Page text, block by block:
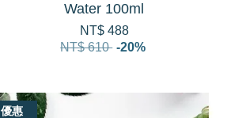
Water 100ml
NT$ 488
NT$ 610 -20%
優惠